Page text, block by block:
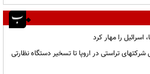
را مهار کرد
تراستی در اروپا تا تسخیر دستگاه نظارتی